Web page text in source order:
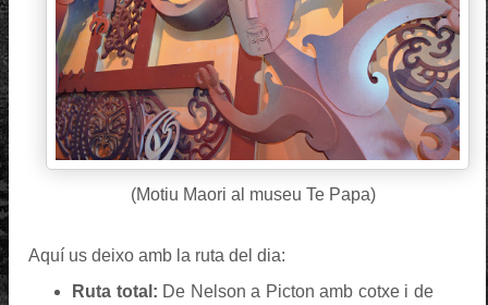
(Motiu Maori al museu Te Papa)
Aquí us deixo amb la ruta del dia:
Ruta total: De Nelson a Picton amb cotxe i de